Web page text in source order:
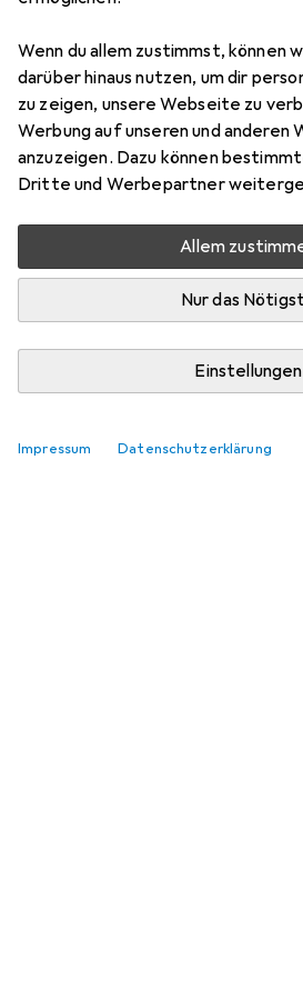
Wenn du allem zustimmst, können
darüber hinaus nutzen, um dir
zu zeigen, unsere Webseite zu
Werbung auf unseren und anderen
anzuzeigen. Dazu können
Dritte und Werbepartner
Allem
Nur das
Einstellungen
Impressum Datenschutzerklärung
Zubehör für
make-up in stick
(Foundation) 12 g -
Light make-up in stick Oceanly
Cream.
Produktliste
Keine Produkte